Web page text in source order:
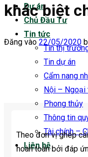
Dự án
Chủ Đầu Tư
Tin tức
Tin thị
Tin dự án
Cẩm nang
Nội – Ngoại
Phong thủy
Thông tin
Tài chính –
Liên hệ
khác biệt
Đăng vào 22/05/2020
Theo đơn vị ghép
hoàn toàn bởi đáp